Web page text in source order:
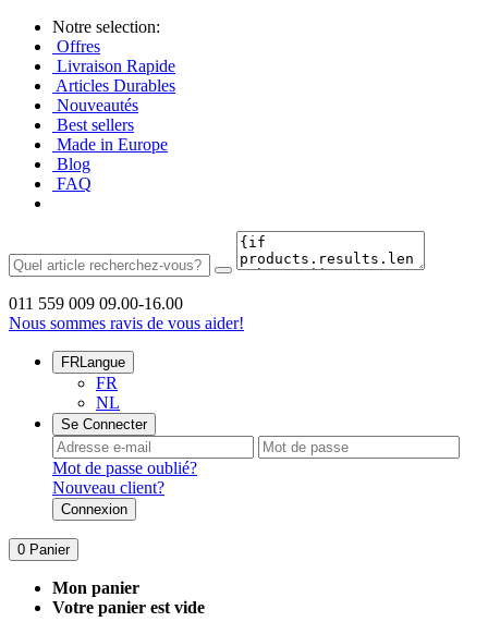
Notre selection:
Offres
Livraison Rapide
Articles Durables
Nouveautés
Best sellers
Made in Europe
Blog
FAQ
011 559 009 09.00-16.00
Nous sommes ravis de vous aider!
FRLangue
FR
NL
Se Connecter
Mot de passe oublié?
Nouveau client?
Connexion
0 Panier
Mon panier
Votre panier est vide